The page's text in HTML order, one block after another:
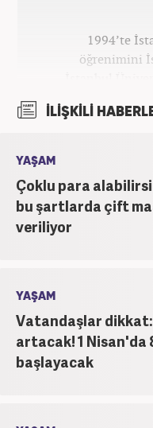
1994’te
öğrenimini
İstanbul
2017’den
İLİŞKİLİ
YAŞAM
Çoklu para
bu şartlarda çift
veriliyor
YAŞAM
Vatandaşlar
artacak! 1 Nisan'da
başlayacak